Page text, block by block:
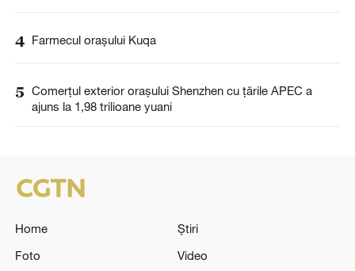
4 Farmecul orașului Kuqa
5 Comerțul exterior orașului Shenzhen cu țările APEC a
ajuns la 1,98 trilioane yuani
Home
Știri
Foto
Video